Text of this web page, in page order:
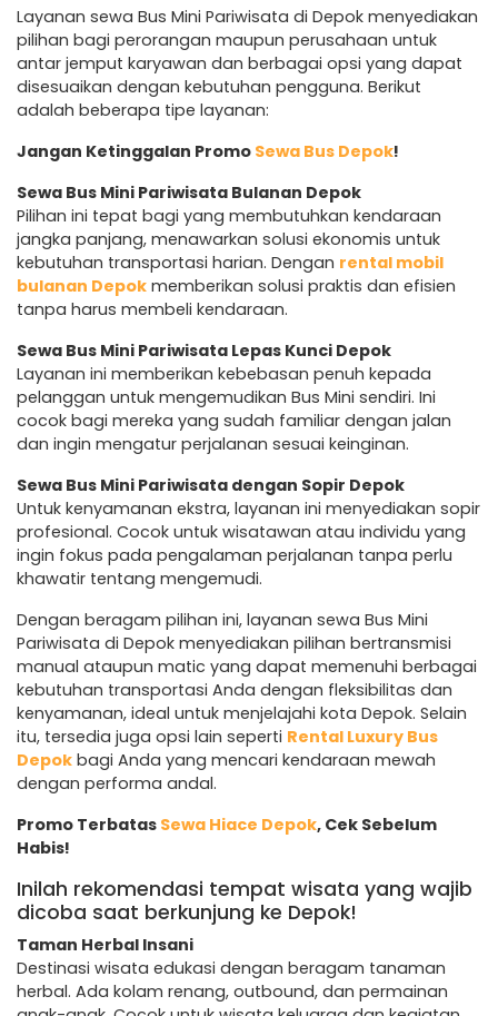
Layanan sewa Bus Mini Pariwisata di Depok menyediakan
pilihan bagi perorangan maupun perusahaan untuk
antar jemput karyawan dan berbagai opsi yang dapat
disesuaikan dengan kebutuhan pengguna. Berikut
adalah beberapa tipe layanan:
Jangan Ketinggalan Promo Sewa Bus Depok!
Sewa Bus Mini Pariwisata Bulanan Depok
Pilihan ini tepat bagi yang membutuhkan kendaraan
jangka panjang, menawarkan solusi ekonomis untuk
kebutuhan transportasi harian. Dengan rental mobil
bulanan Depok memberikan solusi praktis dan efisien
tanpa harus membeli kendaraan.
Sewa Bus Mini Pariwisata Lepas Kunci Depok
Layanan ini memberikan kebebasan penuh kepada
pelanggan untuk mengemudikan Bus Mini sendiri. Ini
cocok bagi mereka yang sudah familiar dengan jalan
dan ingin mengatur perjalanan sesuai keinginan.
Sewa Bus Mini Pariwisata dengan Sopir Depok
Untuk kenyamanan ekstra, layanan ini menyediakan sopir
profesional. Cocok untuk wisatawan atau individu yang
ingin fokus pada pengalaman perjalanan tanpa perlu
khawatir tentang mengemudi.
Dengan beragam pilihan ini, layanan sewa Bus Mini
Pariwisata di Depok menyediakan pilihan bertransmisi
manual ataupun matic yang dapat memenuhi berbagai
kebutuhan transportasi Anda dengan fleksibilitas dan
kenyamanan, ideal untuk menjelajahi kota Depok. Selain
itu, tersedia juga opsi lain seperti Rental Luxury Bus
Depok bagi Anda yang mencari kendaraan mewah
dengan performa andal.
Promo Terbatas Sewa Hiace Depok, Cek Sebelum
Habis!
Inilah rekomendasi tempat wisata yang wajib
dicoba saat berkunjung ke Depok!
Taman Herbal Insani
Destinasi wisata edukasi dengan beragam tanaman
herbal. Ada kolam renang, outbound, dan permainan